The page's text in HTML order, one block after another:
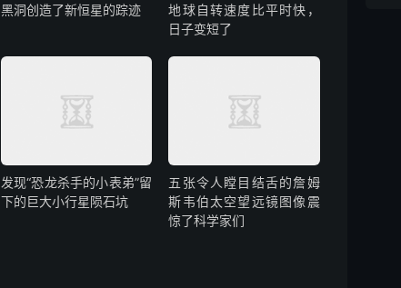
黑洞创造了新恒星的踪迹
地球自转速度比平时快，
日子变短了
发现“恐龙杀手的小表弟”留
下的巨大小行星陨石坑
五张令人瞠目结舌的詹姆
斯韦伯太空望远镜图像震
惊了科学家们